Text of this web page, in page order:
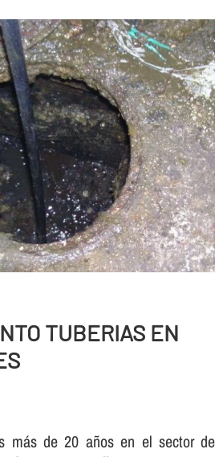
TUBERIAS EN
más de 20 años en el sector de